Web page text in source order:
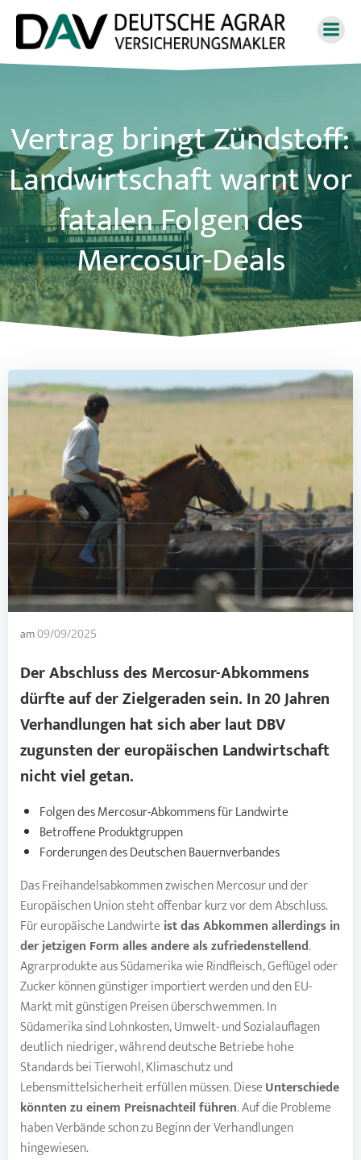
Zum
Inhalt
springen
Vertrag bringt Zündstoff:
Landwirtschaft warnt vor
fatalen Folgen des
Mercosur-Deals
am09/09/2025
Der Abschluss des Mercosur-Abkommens
dürfte auf der Zielgeraden sein. In 20 Jahren
Verhandlungen hat sich aber laut DBV
zugunsten der europäischen Landwirtschaft
nicht viel getan.
Folgen des Mercosur-Abkommens für Landwirte
Betroffene Produktgruppen
Forderungen des Deutschen Bauernverbandes
Das Freihandelsabkommen zwischen Mercosur und der
Europäischen Union steht offenbar kurz vor dem Abschluss.
Für europäische Landwirteist das Abkommen allerdings in
der jetzigen Form alles andere als zufriedenstellend.
Agrarprodukte aus Südamerika wie Rindfleisch, Geflügel oder
Zucker können günstiger importiert werden und den EU-
Markt mit günstigen Preisen überschwemmen. In
Südamerika sind Lohnkosten, Umwelt- und Sozialauflagen
deutlich niedriger, während deutsche Betriebe hohe
Standards bei Tierwohl, Klimaschutz und
Lebensmittelsicherheit erfüllen müssen. DieseUnterschiede
könnten zu einem Preisnachteil führen. Auf die Probleme
haben Verbände schon zu Beginn der Verhandlungen
hingewiesen.